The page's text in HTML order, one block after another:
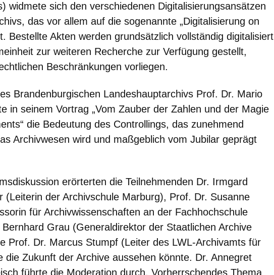
widmete sich den verschiedenen Digitalisierungsansätzen
das vor allem auf die sogenannte „Digitalisierung on
Bestellte Akten werden grundsätzlich vollständig digitalisiert
zur weiteren Recherche zur Verfügung gestellt,
Beschränkungen vorliegen.
Brandenburgischen Landeshauptarchivs Prof. Dr. Mario
in seinem Vortrag „Vom Zauber der Zahlen und der Magie
die Bedeutung des Controllings, das zunehmend
Archivwesen wird und maßgeblich vom Jubilar geprägt
erörterten die Teilnehmenden Dr. Irmgard
(Leiterin der Archivschule Marburg), Prof. Dr. Susanne
für Archivwissenschaften an der Fachhochschule
Grau (Generaldirektor der Staatlichen Archive
Prof. Dr. Marcus Stumpf (Leiter des LWL-Archivamts für
die Zukunft der Archive aussehen könnte. Dr. Annegret
führte die Moderation durch. Vorherrschendes Thema